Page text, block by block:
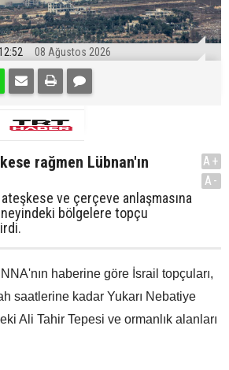
08 Ağustos 2026
rağmen Lübnan'ın
ve çerçeve anlaşmasına
bölgelere topçu
A+
A-
haberine göre İsrail topçuları,
saatlerine kadar Yukarı Nebatiye
Ali Tahir Tepesi ve ormanlık alanları